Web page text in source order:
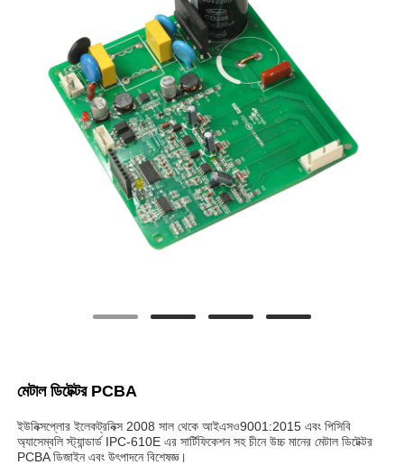
মেটাল ডিটেক্টর PCBA
ইউনিক্সপ্লোর ইলেকট্রনিক্স 2008 সাল থেকে আইএসও9001:2015 এবং পিসিবি
অ্যাসেম্বলি স্ট্যান্ডার্ড IPC-610E এর সার্টিফিকেশন সহ চীনে উচ্চ মানের মেটাল ডিটেক্টর
PCBA ডিজাইন এবং উৎপাদনে বিশেষজ্ঞ।